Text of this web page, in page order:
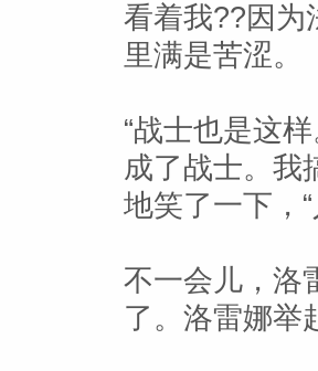
看着我??因为
里满是苦涩。
“战士也是这
成了战士。我
地笑了一下，
不一会儿，洛
了。洛雷娜举